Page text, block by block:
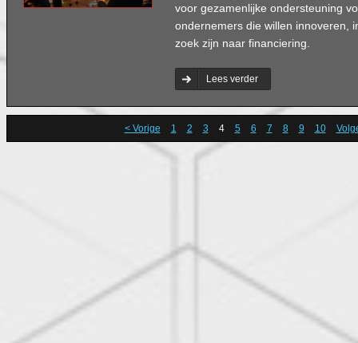
voor gezamenlijke ondersteuning
ondernemers die willen innoveren,
zoek zijn naar financiering.
Lees verder
< Vorige 1 2 3 4 5 6 7 8 9 10